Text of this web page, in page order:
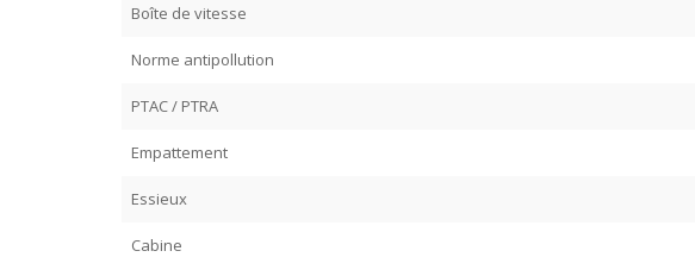
Boîte de vitesse
Norme antipollution
PTAC / PTRA
Empattement
Essieux
Cabine